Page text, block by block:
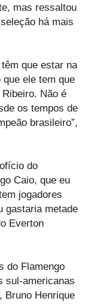
mas ressaltou
há mais
que estar na
ele tem que
Não é
os tempos de
brasileiro”,
do
Caio, que eu
jogadores
gastaria metade
Everton
do Flamengo
sul-americanas
Bruno Henrique